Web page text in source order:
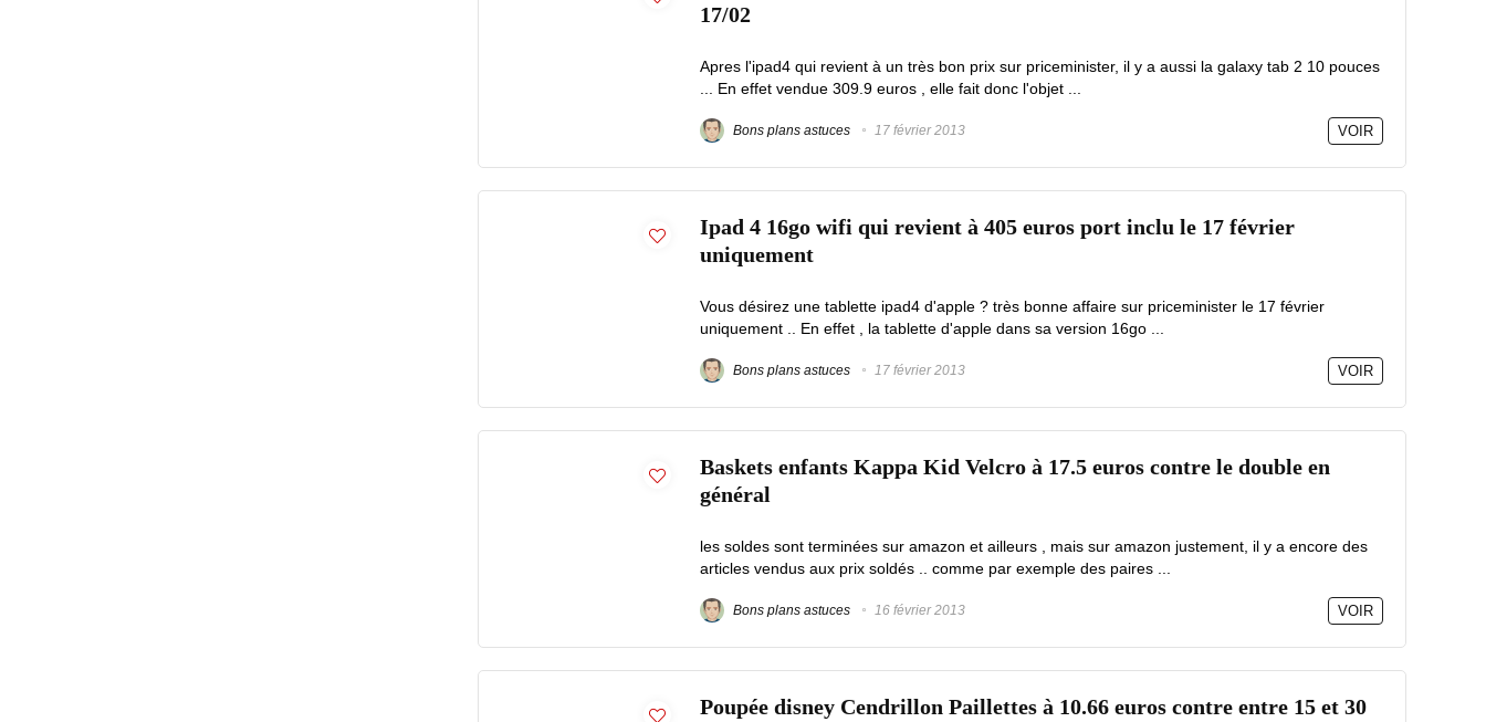
17/02
Apres l'ipad4 qui revient à un très bon prix sur priceminister, il y a aussi la galaxy tab 2 10 pouces
... En effet vendue 309.9 euros , elle fait donc l'objet ...
Bons plans astuces 17 février 2013 VOIR
Ipad 4 16go wifi qui revient à 405 euros port inclu le 17 février
uniquement
Vous désirez une tablette ipad4 d'apple ? très bonne affaire sur priceminister le 17 février
uniquement .. En effet , la tablette d'apple dans sa version 16go ...
Bons plans astuces 17 février 2013 VOIR
Baskets enfants Kappa Kid Velcro à 17.5 euros contre le double en
général
les soldes sont terminées sur amazon et ailleurs , mais sur amazon justement, il y a encore des
articles vendus aux prix soldés .. comme par exemple des paires ...
Bons plans astuces 16 février 2013 VOIR
Poupée disney Cendrillon Paillettes à 10.66 euros contre entre 15 et 30